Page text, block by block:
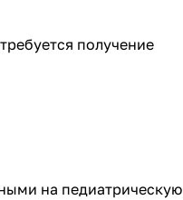
получение
на педиатрическую